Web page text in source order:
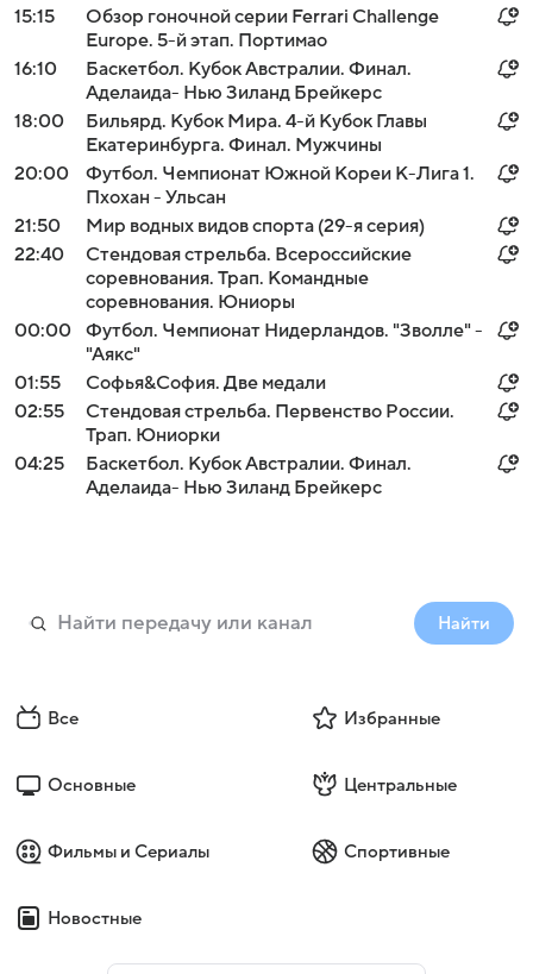
15:15
Обзор гоночной серии Ferrari Challenge
Europe. 5-й этап. Портимао
16:10
Баскетбол. Кубок Австралии. Финал.
Аделаида- Нью Зиланд Брейкерс
18:00
Бильярд. Кубок Мира. 4-й Кубок Главы
Екатеринбурга. Финал. Мужчины
20:00
Футбол. Чемпионат Южной Кореи К-Лига 1.
Пхохан - Ульсан
21:50
Мир водных видов спорта (29-я серия)
22:40
Стендовая стрельба. Всероссийские
соревнования. Трап. Командные
соревнования. Юниоры
00:00
Футбол. Чемпионат Нидерландов. "Зволле" -
"Аякс"
01:55
Софья&София. Две медали
02:55
Стендовая стрельба. Первенство России.
Трап. Юниорки
04:25
Баскетбол. Кубок Австралии. Финал.
Аделаида- Нью Зиланд Брейкерс
Найти
Все Избранные
Основные Центральные
Фильмы и Сериалы Спортивные
Новостные